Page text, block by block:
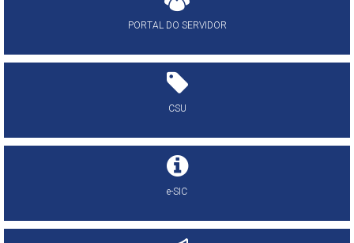
PORTAL DO SERVIDOR
CSU
e-SIC